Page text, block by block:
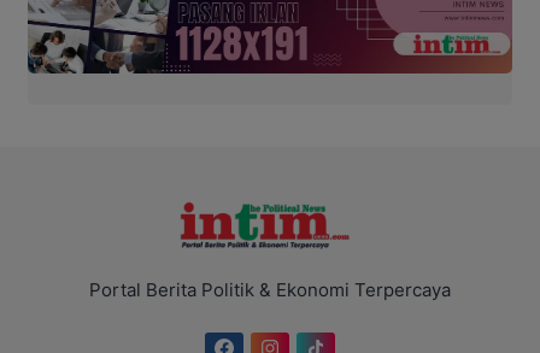
Portal Berita Politik & Ekonomi Terpercaya